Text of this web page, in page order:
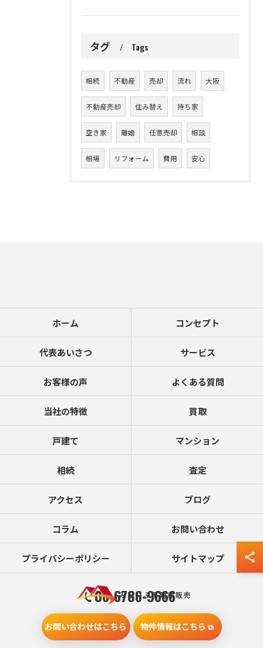
タグ Tags
相続 不動産 売却 流れ 大阪
不動産売却 住み替え 持ち家
空き家 離婚 任意売却 相談
相場 リフォーム 費用 安心
06-6786-9666
お問い合わせはこちら 物件情報はこちら
ホーム コンセプト
代表あいさつ サービス
お客様の声 よくある質問
当社の特徴 買取
戸建て マンション
相続 査定
アクセス ブログ
コラム お問い合わせ
プライバシーポリシー サイトマップ